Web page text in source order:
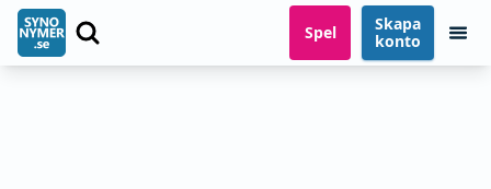
Spel
Skapa
konto